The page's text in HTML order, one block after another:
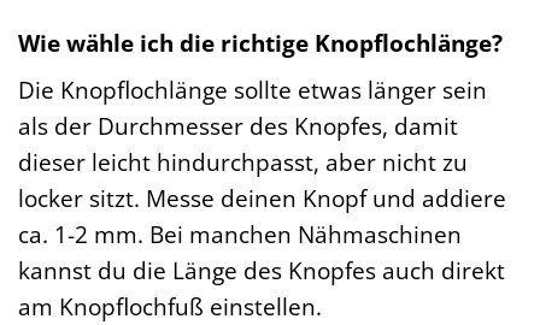
Wie wähle ich die richtige Knopflochlänge?
Die Knopflochlänge sollte etwas länger sein
als der Durchmesser des Knopfes, damit
dieser leicht hindurchpasst, aber nicht zu
locker sitzt. Messe deinen Knopf und addiere
ca. 1-2 mm. Bei manchen Nähmaschinen
kannst du die Länge des Knopfes auch direkt
am Knopflochfuß einstellen.